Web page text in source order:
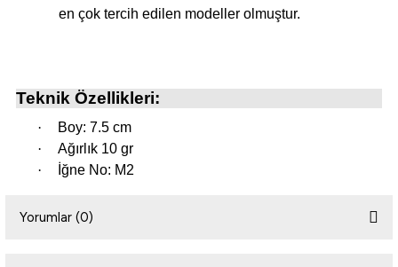
en çok tercih edilen modeller olmuştur.
Teknik Özellikleri:
·
Boy: 7.5 cm
·
Ağırlık 10 gr
·
İğne No: M2
Yorumlar (0)